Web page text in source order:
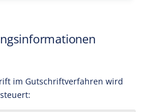
im Gutschriftverfahren wird